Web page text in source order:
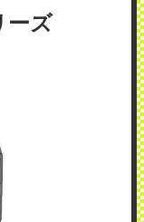
ーズ